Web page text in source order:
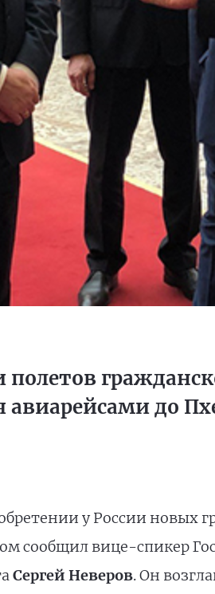
полетов
авиарейсами до
у России новых
сообщил вице-спикер
Сергей Неверов. Он